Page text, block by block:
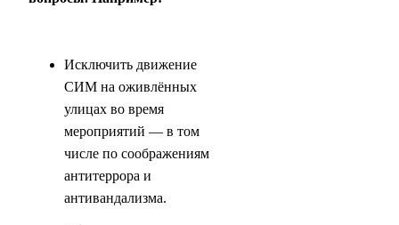
Исключить движение
СИМ на оживлённых
улицах во время
мероприятий — в том
числе по соображениям
антитеррора и
антивандализма.